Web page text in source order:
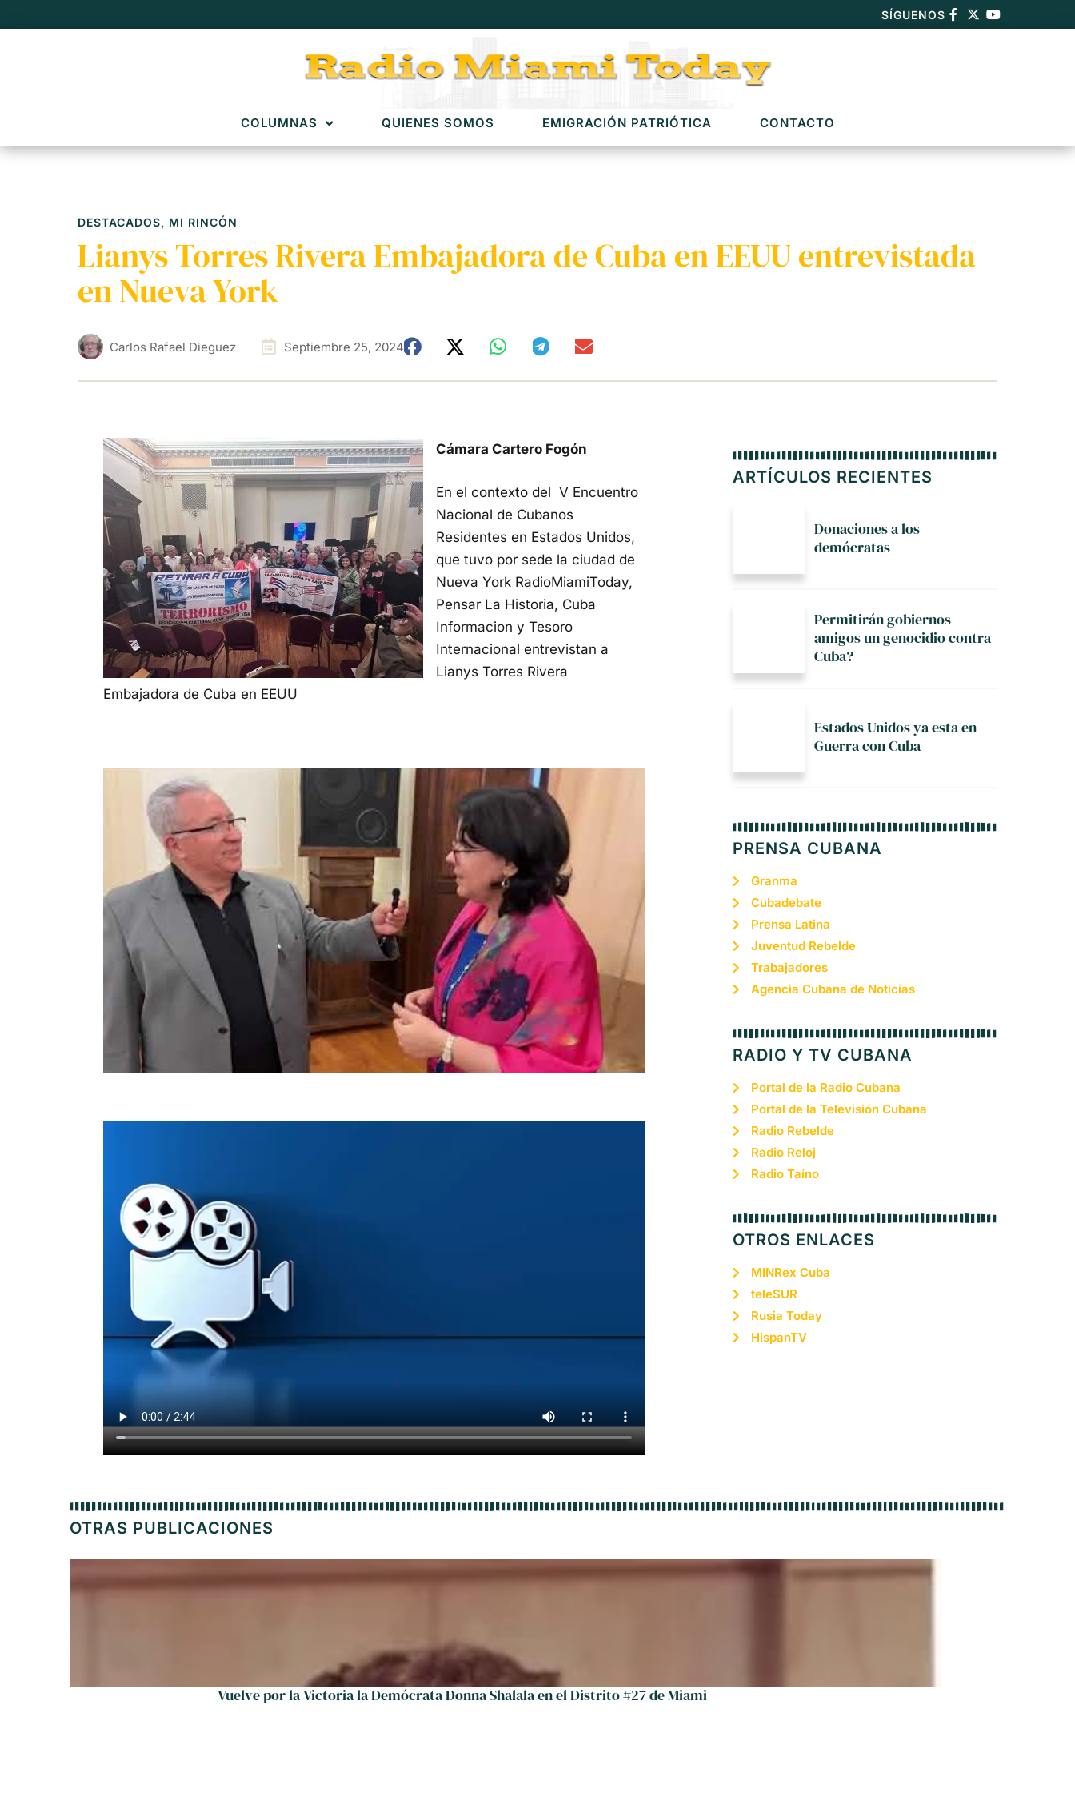
SÍGUENOS
COLUMNAS QUIENES SOMOS EMIGRACIÓN PATRIÓTICA CONTACTO
DESTACADOS, MI RINCÓN
Lianys Torres Rivera Embajadora de Cuba en EEUU entrevistada
en Nueva York
Carlos Rafael Dieguez Septiembre 25, 2024
Cámara Cartero Fogón
En el contexto del V Encuentro
Nacional de Cubanos
Residentes en Estados Unidos,
que tuvo por sede la ciudad de
Nueva York RadioMiamiToday,
Pensar La Historia, Cuba
Informacion y Tesoro
Internacional entrevistan a
Lianys Torres Rivera
Embajadora de Cuba en EEUU
ARTÍCULOS RECIENTES
Donaciones a los
demócratas
Permitirán gobiernos
amigos un genocidio contra
Cuba?
Estados Unidos ya esta en
Guerra con Cuba
PRENSA CUBANA
Granma
Cubadebate
Prensa Latina
Juventud Rebelde
Trabajadores
Agencia Cubana de Noticias
RADIO Y TV CUBANA
Portal de la Radio Cubana
Portal de la Televisión Cubana
Radio Rebelde
Radio Reloj
Radio Taíno
OTROS ENLACES
MINRex Cuba
teleSUR
Rusia Today
HispanTV
OTRAS PUBLICACIONES
Vuelve por la Victoria la Demócrata Donna Shalala en el Distrito #27 de Miami